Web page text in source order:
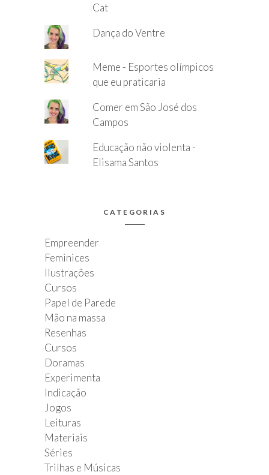
Cat
Dança do Ventre
Meme - Esportes olímpicos
que eu praticaria
Comer em São José dos
Campos
Educação não violenta -
Elisama Santos
CATEGORIAS
Empreender
Feminices
Ilustrações
Cursos
Papel de Parede
Mão na massa
Resenhas
Cursos
Doramas
Experimenta
Indicação
Jogos
Leituras
Materiais
Séries
Trilhas e Músicas